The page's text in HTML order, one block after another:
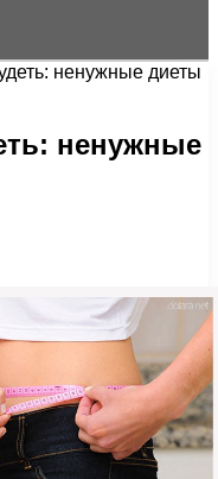
ненужные диеты
ненужные